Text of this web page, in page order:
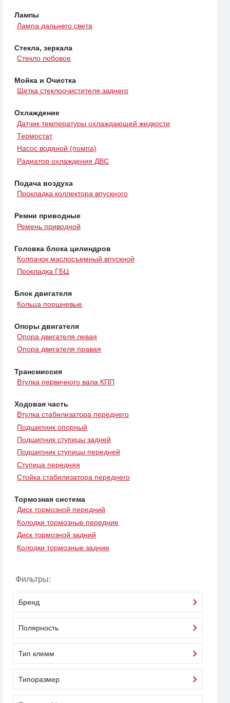
Лампы
Лампа дальнего света
Стекла, зеркала
Стекло лобовое
Мойка и Очистка
Щетка стеклоочистителя заднего
Охлаждение
Датчик температуры охлаждающей жидкости
Термостат
Насос водяной (помпа)
Радиатор охлаждения ДВС
Подача воздуха
Прокладка коллектора впускного
Ремни приводные
Ремень приводной
Головка блока цилиндров
Колпачок маслосъемный впускной
Прокладка ГБЦ
Блок двигателя
Кольца поршневые
Опоры двигателя
Опора двигателя левая
Опора двигателя правая
Трансмиссия
Втулка первичного вала КПП
Ходовая часть
Втулка стабилизатора переднего
Подшипник опорный
Подшипник ступицы задней
Подшипник ступицы передней
Ступица передняя
Стойка стабилизатора переднего
Тормозная система
Диск тормозной передний
Колодки тормозные передние
Диск тормозной задний
Колодки тормозные задние
Фильтры:
Бренд
Полярность
Тип клемм
Типоразмер